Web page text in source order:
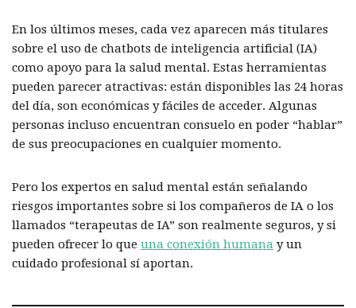
En los últimos meses, cada vez aparecen más titulares
sobre el uso de chatbots de inteligencia artificial (IA)
como apoyo para la salud mental. Estas herramientas
pueden parecer atractivas: están disponibles las 24 horas
del día, son económicas y fáciles de acceder. Algunas
personas incluso encuentran consuelo en poder “hablar”
de sus preocupaciones en cualquier momento.
Pero los expertos en salud mental están señalando
riesgos importantes sobre si los compañeros de IA o los
llamados “terapeutas de IA” son realmente seguros, y si
pueden ofrecer lo que una conexión humana y un
cuidado profesional sí aportan.